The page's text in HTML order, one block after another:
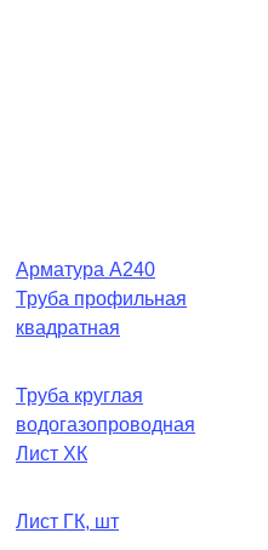
Арматура А240
Труба профильная
квадратная
Труба круглая
водогазопроводная
Лист ХК
Лист ГК, шт